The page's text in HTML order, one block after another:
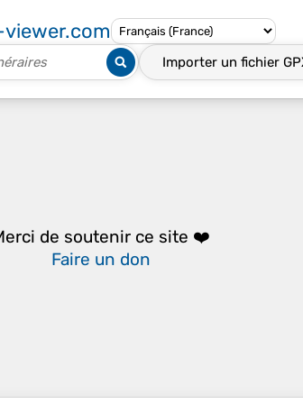
Importer un fichier
de soutenir ce site ❤️
Faire un don